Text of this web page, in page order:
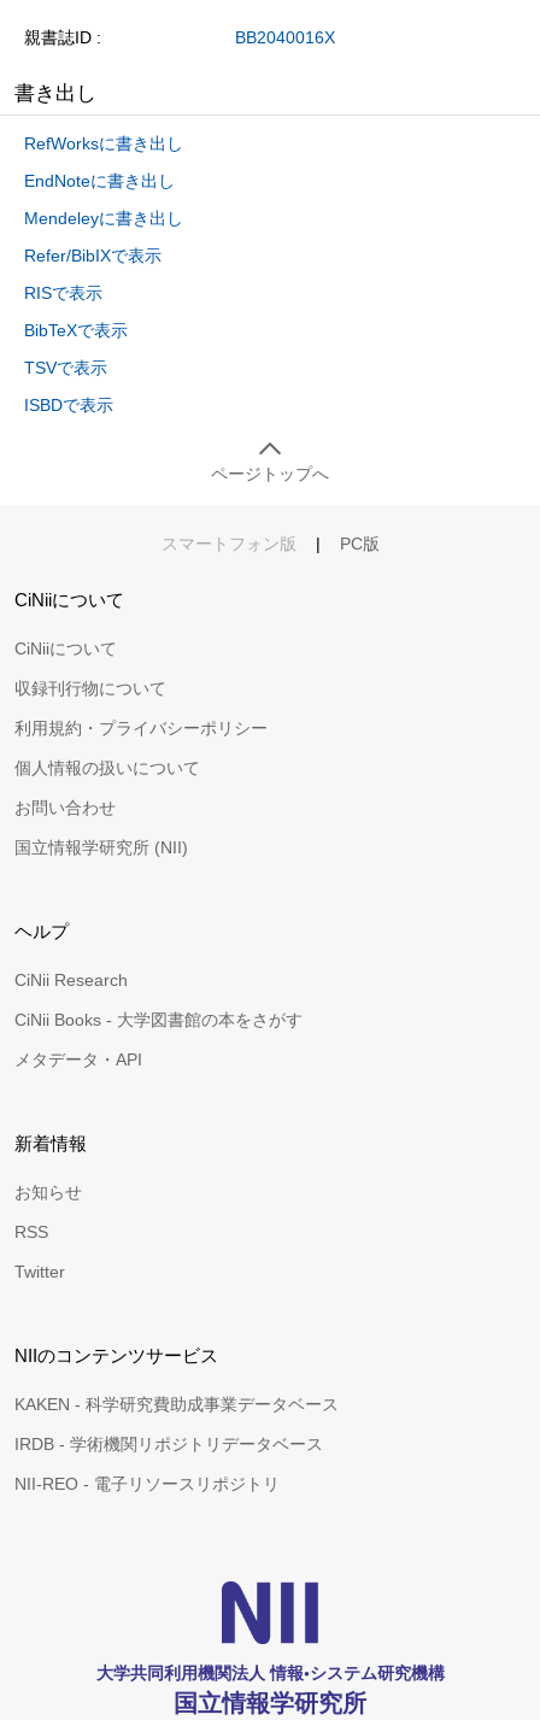
親書誌ID BB2040016X
書き出し
RefWorksに書き出し
EndNoteに書き出し
Mendeleyに書き出し
Refer/BibIXで表示
RISで表示
BibTeXで表示
TSVで表示
ISBDで表示
ページトップへ
スマートフォン版 | PC版
CiNiiについて
CiNiiについて
収録刊行物について
利用規約・プライバシーポリシー
個人情報の扱いについて
お問い合わせ
国立情報学研究所 (NII)
ヘルプ
CiNii Research
CiNii Books - 大学図書館の本をさがす
メタデータ・API
新着情報
お知らせ
RSS
Twitter
NIIのコンテンツサービス
KAKEN - 科学研究費助成事業データベース
IRDB - 学術機関リポジトリデータベース
NII-REO - 電子リソースリポジトリ
大学共同利用機関法人 情報•システム研究機構
国立情報学研究所